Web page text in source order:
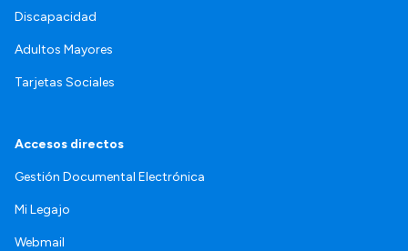
Discapacidad
Adultos Mayores
Tarjetas Sociales
Accesos directos
Gestión Documental Electrónica
Mi Legajo
Webmail